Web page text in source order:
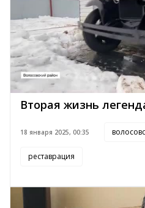
Вторая жизнь
18 января 2025, 00:35
реставрация